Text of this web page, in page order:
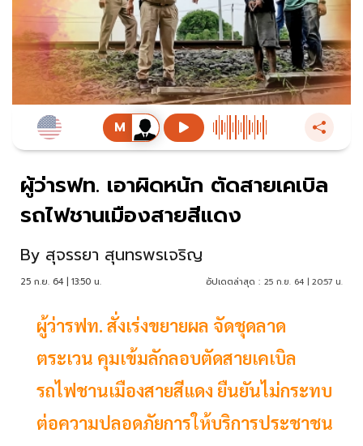
ผู้ว่ารฟท. เอาผิดหนัก ตัดสายเคเบิล
รถไฟชานเมืองสายสีแดง
By สุจรรยา สุนทรพรเจริญ
25 ก.ย. 64 | 13:50 น. อัปเดตล่าสุด : 25 ก.ย. 64 | 20:57 น.
ผู้ว่ารฟท. สั่งเร่งขยายผล จัดชุดลาด
ตระเวน คุมเข้มลักลอบตัดสายเคเบิล
รถไฟชานเมืองสายสีแดง ยืนยันไม่กระทบ
ต่อความปลอดภัยการให้บริการประชาชน